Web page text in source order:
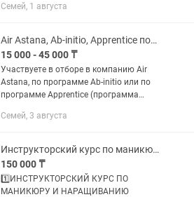
ноутбуками, интернетом, программами
Семей, 1 августа
Air Astana, Ab-initio, Apprentice поддержка на всех этапах отбора
15 000 - 45 000 ₸
Участвуете в отборе в компанию Air
Astana, по программе Ab-initio или по
программе Apprentice (программа
работаем с основными этапами
из...
Семей, 3 августа
Инструкторский курс по маникюру и наращиванию ногтей
150 000 ₸
1️⃣ИНСТРУКТОРСКИЙ КУРС ПО
МАНИКЮРУ И НАРАЩИВАНИЮ